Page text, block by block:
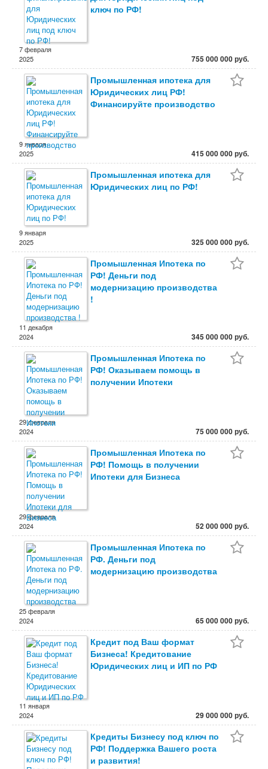
ключ по РФ!
7 февраля
2025
755 000 000 руб.
Промышленная ипотека для
Юридических лиц РФ!
Финансируйте производство
9 января
2025
415 000 000 руб.
Промышленная ипотека для
Юридических лиц по РФ!
9 января
2025
325 000 000 руб.
Промышленная Ипотека по
РФ! Деньги под
модернизацию производства
!
11 декабря
2024
345 000 000 руб.
Промышленная Ипотека по
РФ! Оказываем помощь в
получении Ипотеки
29 февраля
2024
75 000 000 руб.
Промышленная Ипотека по
РФ! Помощь в получении
Ипотеки для Бизнеса
29 февраля
2024
52 000 000 руб.
Промышленная Ипотека по
РФ. Деньги под
модернизацию производства
25 февраля
2024
65 000 000 руб.
Кредит под Ваш формат
Бизнеса! Кредитование
Юридических лиц и ИП по РФ
11 января
2024
29 000 000 руб.
Кредиты Бизнесу под ключ по
РФ! Поддержка Вашего роста
и развития!